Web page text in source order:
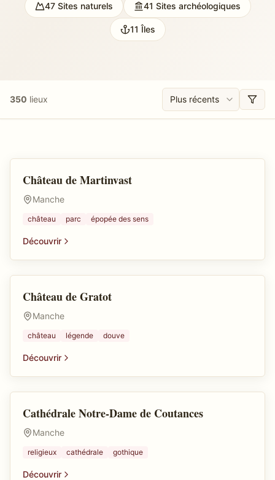
47 Sites naturels 41 Sites archéologiques
11 Îles
350 lieux
Château
Château de Martinvast
Manche
château parc épopée des sens
Découvrir
Château
Château de Gratot
Manche
château légende douve
Découvrir
Lieu religieux
Cathédrale Notre-Dame de Coutances
Manche
religieux cathédrale gothique
Découvrir